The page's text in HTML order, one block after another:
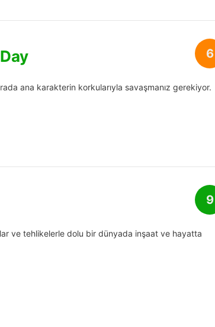
6
ana karakterin korkularıyla savaşmanız gerekiyor.
9
ve tehlikelerle dolu bir dünyada inşaat ve hayatta